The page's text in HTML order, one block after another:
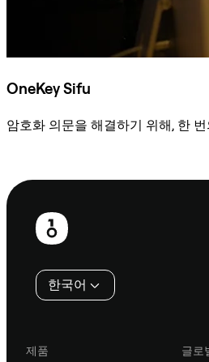
OneKey Sifu
암호화 의문을 해결하기 위해, 한
보
한국어
제품
글로